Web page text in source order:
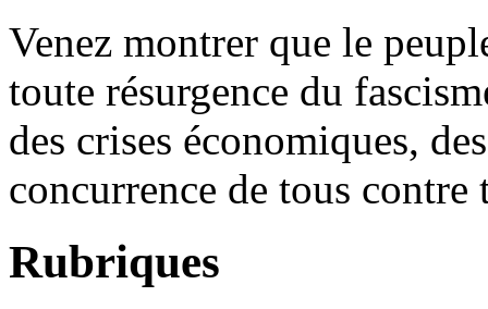
Venez montrer que le
toute résurgence du
des crises économiques,
concurrence de tous contre
Rubriques